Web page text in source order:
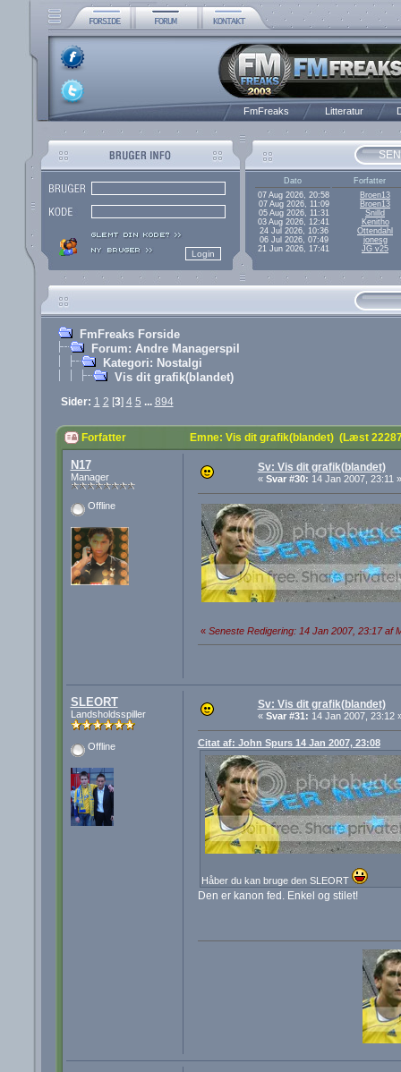
FmFreaks Litteratur
Dato
Forfatter
07 Aug 2026, 20:58
Broen13
07 Aug 2026, 11:09
Broen13
05 Aug 2026, 11:31
Snilld
03 Aug 2026, 12:41
Kenitho
24 Jul 2026, 10:36
Ottendahl
06 Jul 2026, 07:49
jonesg
21 Jun 2026, 17:41
JG v25
FmFreaks Forside
Forum: Andre Managerspil
Kategori: Nostalgi
Vis dit grafik(blandet)
Sider: 1 2 [3] 4 5 ... 894
Forfatter Emne: Vis dit grafik(blandet) (Læst
N17
Manager
Offline
Sv: Vis dit grafik(blandet)
« Svar #30: 14 Jan 2007, 23:11 »
« Seneste Redigering: 14 Jan 2007, 23:17 af
SLEORT
Landsholdsspiller
Offline
Sv: Vis dit grafik(blandet)
« Svar #31: 14 Jan 2007, 23:12
Citat af: John Spurs 14 Jan 2007, 23:08
Håber du kan bruge den SLEORT
Den er kanon fed. Enkel og stilet!